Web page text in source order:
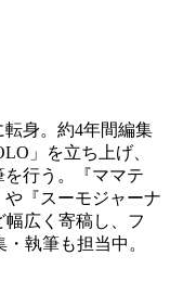
身。約4年間編集
」を立ち上げ、
行う。『ママテ
『スーモジャーナ
広く寄稿し、フ
執筆も担当中。